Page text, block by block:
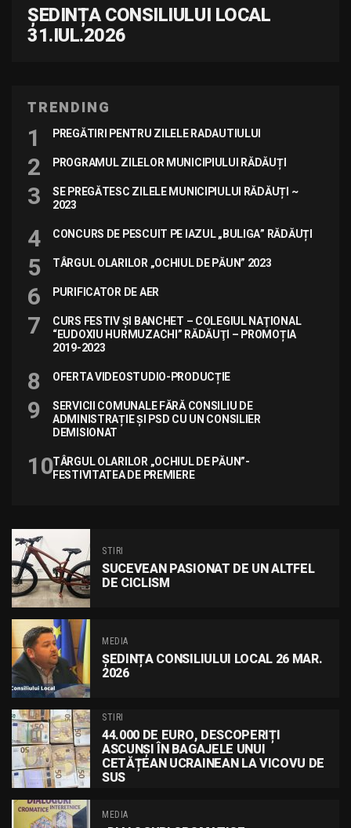
ȘEDINȚA CONSILIULUI LOCAL
31.IUL.2026
TRENDING
PREGĂTIRI PENTRU ZILELE RADAUTIULUI
PROGRAMUL ZILELOR MUNICIPIULUI RĂDĂUȚI
SE PREGĂTESC ZILELE MUNICIPIULUI RĂDĂUȚI ~
2023
CONCURS DE PESCUIT PE IAZUL „BULIGA” RĂDĂUȚI
TÂRGUL OLARILOR „OCHIUL DE PĂUN” 2023
PURIFICATOR DE AER
CURS FESTIV ȘI BANCHET – COLEGIUL NAŢIONAL
“EUDOXIU HURMUZACHI” RĂDĂUŢI – PROMOȚIA
2019-2023
OFERTA VIDEOSTUDIO-PRODUCȚIE
SERVICII COMUNALE FĂRĂ CONSILIU DE
ADMINISTRAȚIE ȘI PSD CU UN CONSILIER
DEMISIONAT
TÂRGUL OLARILOR „OCHIUL DE PĂUN”-
FESTIVITATEA DE PREMIERE
STIRI
SUCEVEAN PASIONAT DE UN ALTFEL
DE CICLISM
MEDIA
ȘEDINȚA CONSILIULUI LOCAL 26 MAR.
2026
STIRI
44.000 DE EURO, DESCOPERIȚI
ASCUNȘI ÎN BAGAJELE UNUI
CETĂȚEAN UCRAINEAN LA VICOVU DE
SUS
MEDIA